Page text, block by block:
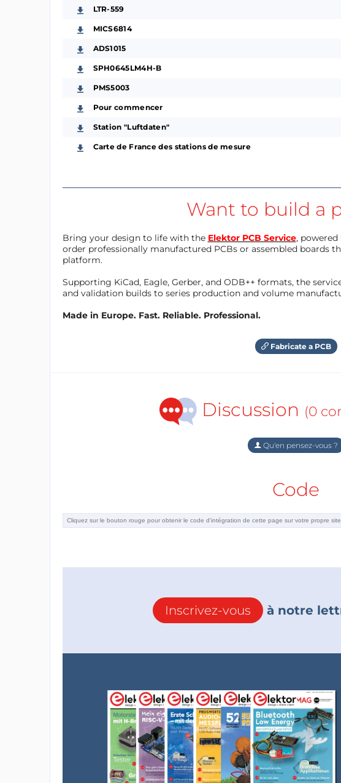
LTR-559
MICS6814
ADS1015
SPH0645LM4H-B
PMS5003
Pour commencer
Station "Luftdaten"
Carte de France des stations de mesure
Want to build a
Bring your design to life with the Elektor PCB Service, powered
order professionally manufactured PCBs or assembled boards
platform.
Supporting KiCad, Eagle, Gerber, and ODB++ formats, the
and validation builds to series production and volume
Made in Europe. Fast. Reliable. Professional.
Fabricate a PCB
Discussion (0
Qu'en pensez-vous ?
Code
Inscrivez-vous à notre